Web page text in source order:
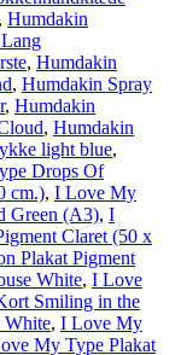
, Humdakin
, Humdakin
, Humdakin Spray
, Humdakin
, Humdakin
light blue,
Drops Of
cm.), I Love My
Green (A3), I
Claret (50 x
Plakat Pigment
White, I Love
Smiling in the
White, I Love My
My Type Plakat